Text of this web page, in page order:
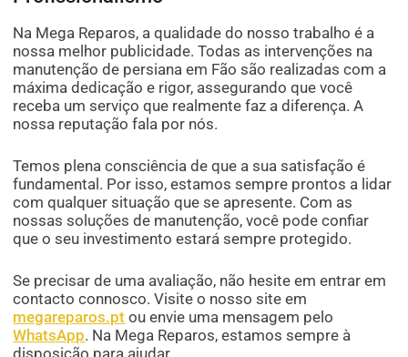
Na Mega Reparos, a qualidade do nosso trabalho é a
nossa melhor publicidade. Todas as intervenções na
manutenção de persiana em Fão são realizadas com a
máxima dedicação e rigor, assegurando que você
receba um serviço que realmente faz a diferença. A
nossa reputação fala por nós.
Temos plena consciência de que a sua satisfação é
fundamental. Por isso, estamos sempre prontos a lidar
com qualquer situação que se apresente. Com as
nossas soluções de manutenção, você pode confiar
que o seu investimento estará sempre protegido.
Se precisar de uma avaliação, não hesite em entrar em
contacto connosco. Visite o nosso site em
megareparos.pt ou envie uma mensagem pelo
WhatsApp. Na Mega Reparos, estamos sempre à
disposição para ajudar.